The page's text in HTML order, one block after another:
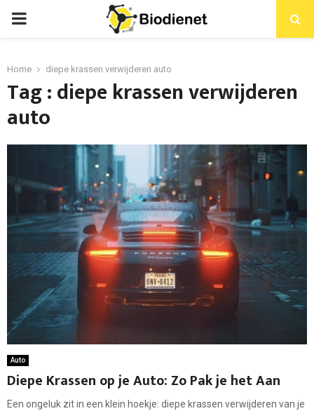
PRIMARY
Home diepe krassen verwijderen auto
Tag : diepe krassen verwijderen
auto
Auto
Diepe Krassen op je Auto: Zo Pak je het Aan
Een ongeluk zit in een klein hoekje: diepe krassen verwijderen van je